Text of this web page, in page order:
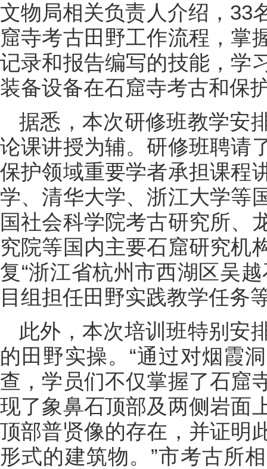
文物局相关负责人介绍，33
窟寺考古田野工作流程，掌
记录和报告编写的技能，学
装备设备在石窟寺考古和保
据悉，本次研修班教学安
论课讲授为辅。研修班聘请
保护领域重要学者承担课程
学、清华大学、浙江大学等
国社会科学院考古研究所、
究院等国内主要石窟研究机
复“浙江省杭州市西湖区吴
目组担任田野实践教学任务
此外，本次培训班特别安
的田野实操。“通过对烟霞
查，学员们不仅掌握了石窟
现了象鼻石顶部及两侧岩面
顶部普贤像的存在，并证明
形式的建筑物。”市考古所